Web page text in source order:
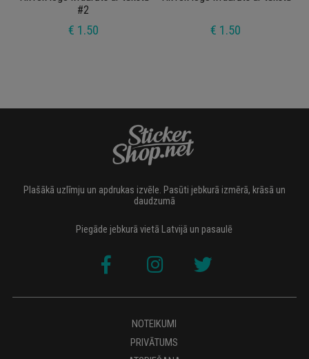
#2
€ 1.50 € 1.50
Plašākā uzlīmju un apdrukas izvēle. Pasūti jebkurā izmērā, krāsā un
daudzumā
Piegāde jebkurā vietā Latvijā un pasaulē
NOTEIKUMI
PRIVĀTUMS